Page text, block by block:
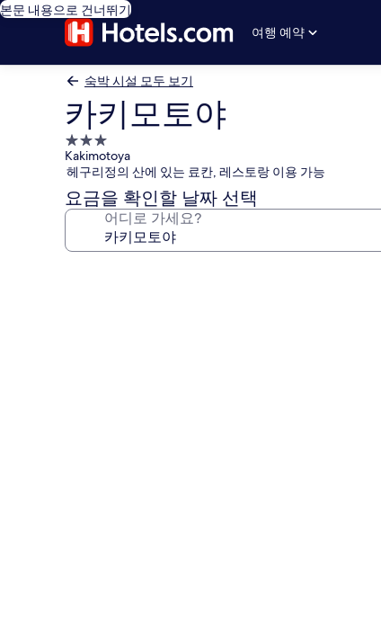
본문 내용으로 건너뛰기
여행 예약
숙박 시설 모두 보기
카키모토야
3.0
성
급
숙
박
Kakimotoya
헤구리정의 산에 있는 료칸, 레스토랑 이용 가능
요금을 확인할 날짜 선택
어디로 가세요?